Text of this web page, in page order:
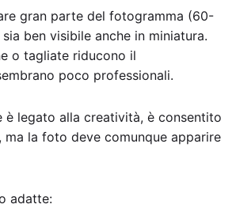
gran parte del fotogramma (60-
ben visibile anche in miniatura.
o tagliate riducono il
poco professionali.
è legato alla creatività, è consentito
ma la foto deve comunque apparire
adatte: